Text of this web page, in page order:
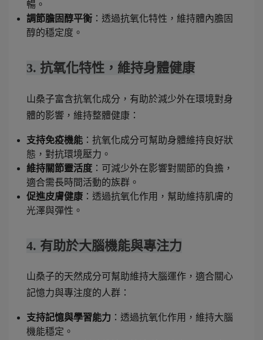
暢。
調節膽固醇平衡 ：透過抗氧化特性，維持體內膽固
醇的穩定度。
3. 抗氧化特性，維持身體健康
山桑子富含抗氧化成分，有助於減少外在環境對身
體的影響，維持整體健康：
支持免疫機能 ：抗氧化成分可幫助身體維持良好狀
態，對抗環境壓力。
維持關節靈活度 ：可減少外在影響對關節的負擔，
適合需長時間活動的族群。
促進皮膚健康 ：透過抗氧化作用，幫助維持肌膚的
光澤與彈性。
4. 有助於大腦機能與專注力
山桑子的天然成分可幫助維持大腦運作，適合關心
記憶力與專注度的人群：
支持記憶與學習能力 ：透過抗氧化作用，維持大腦
機能穩定。